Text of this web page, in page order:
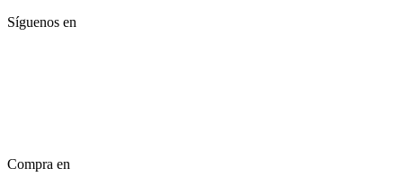
Síguenos en
Compra en